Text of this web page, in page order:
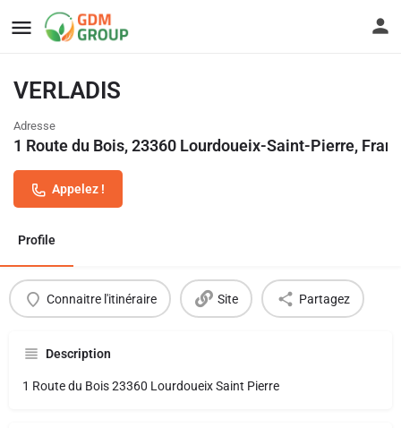
VERLADIS
Adresse
1 Route du Bois, 23360 Lourdoueix-Saint-Pierre,
Appelez !
Profile
Connaitre l'itinéraire Site Partagez
Description
1 Route du Bois 23360 Lourdoueix Saint Pierre